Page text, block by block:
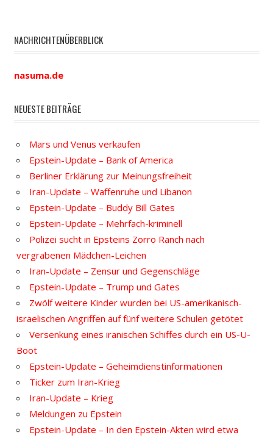
NACHRICHTENÜBERBLICK
nasuma.de
NEUESTE BEITRÄGE
Mars und Venus verkaufen
Epstein-Update – Bank of America
Berliner Erklärung zur Meinungsfreiheit
Iran-Update – Waffenruhe und Libanon
Epstein-Update – Buddy Bill Gates
Epstein-Update – Mehrfach-kriminell
Polizei sucht in Epsteins Zorro Ranch nach
vergrabenen Mädchen-Leichen
Iran-Update – Zensur und Gegenschläge
Epstein-Update – Trump und Gates
Zwölf weitere Kinder wurden bei US-amerikanisch-
israelischen Angriffen auf fünf weitere Schulen getötet
Versenkung eines iranischen Schiffes durch ein US-U-
Boot
Epstein-Update – Geheimdienstinformationen
Ticker zum Iran-Krieg
Iran-Update – Krieg
Meldungen zu Epstein
Epstein-Update – In den Epstein-Akten wird etwa